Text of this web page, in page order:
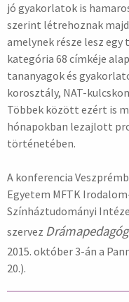
jó gyakorlatok is
szerint létrehoznak
amelynek része lesz
kategória 68 címkéje
tananyagok és
korosztály, NAT-
Többek között ezért is
hónapokban lezajlott
történetében.
A konferencia
Egyetem MFTK
Színháztudományi
szervez
2015. október 3-án a
20.).